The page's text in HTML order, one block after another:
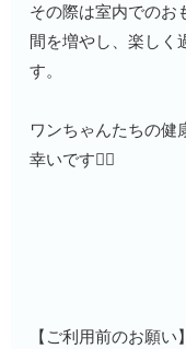
その際は室内でのお
間を増やし、楽しく
す。
ワンちゃんたちの健
幸いです🙇‍♀️
【ご利用前のお願い】